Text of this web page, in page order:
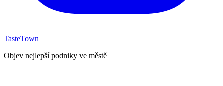
TasteTown
Objev nejlepší podniky ve městě